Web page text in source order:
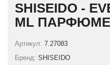
SHISEIDO -
ML
Артикул: 7.27083
Бренд: SHISEIDO